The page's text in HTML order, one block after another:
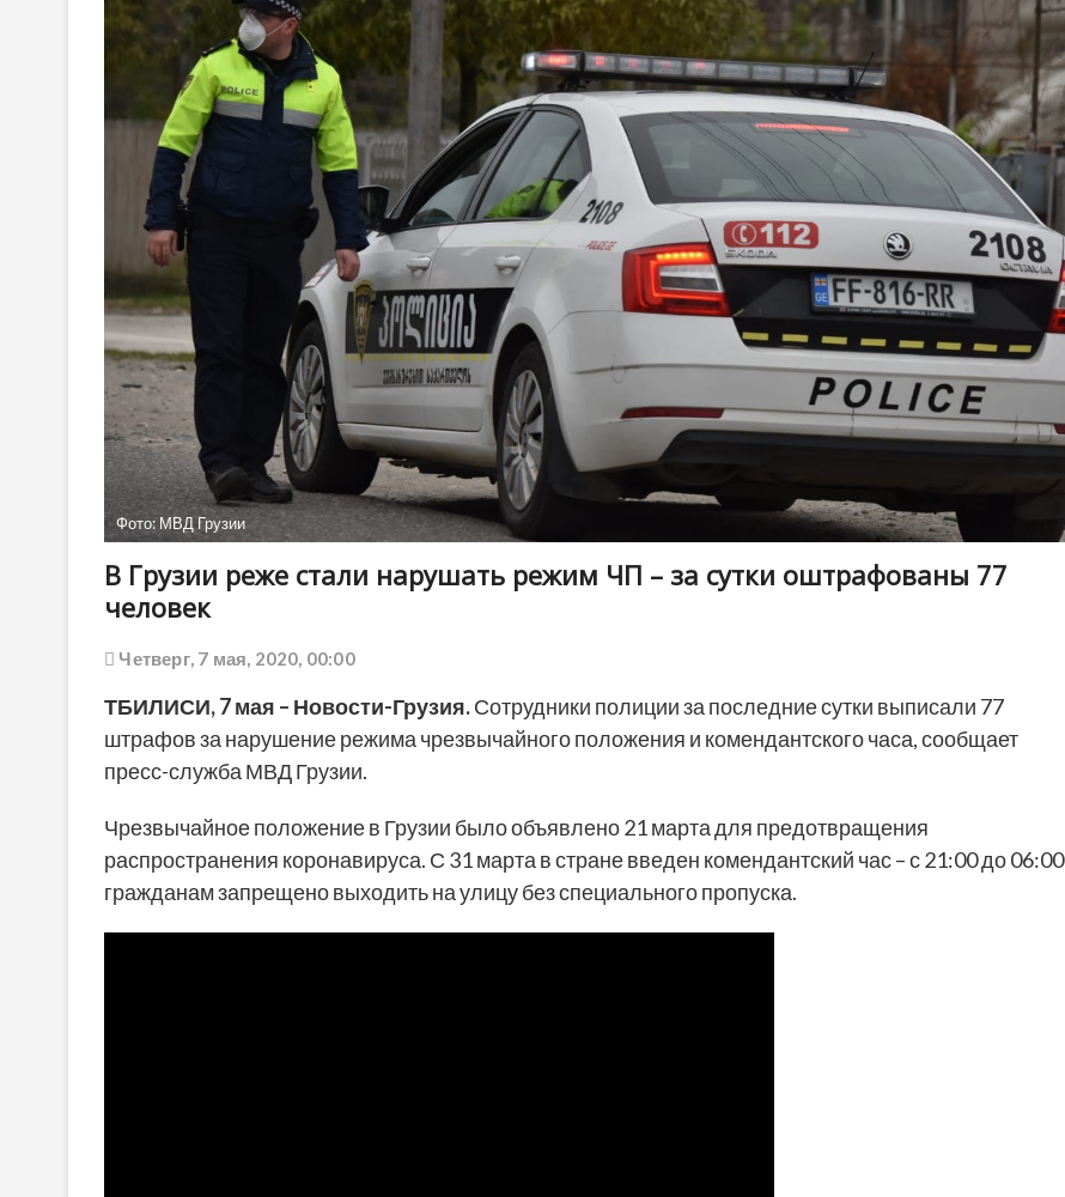
Фото: МВД Грузии
В Грузии реже стали нарушать режим ЧП – за сутки оштрафованы 77
человек
Четверг, 7 мая, 2020, 00:00
ТБИЛИСИ, 7 мая – Новости-Грузия.Сотрудники полиции за последние сутки выписали 77
штрафов за нарушение режима чрезвычайного положения и комендантского часа, сообщает
пресс-служба МВД Грузии.
Чрезвычайное положение в Грузии было объявлено 21 марта для предотвращения
распространения коронавируса. С 31 марта в стране введен комендантский час – с 21:00 до 06:00
гражданам запрещено выходить на улицу без специального пропуска.